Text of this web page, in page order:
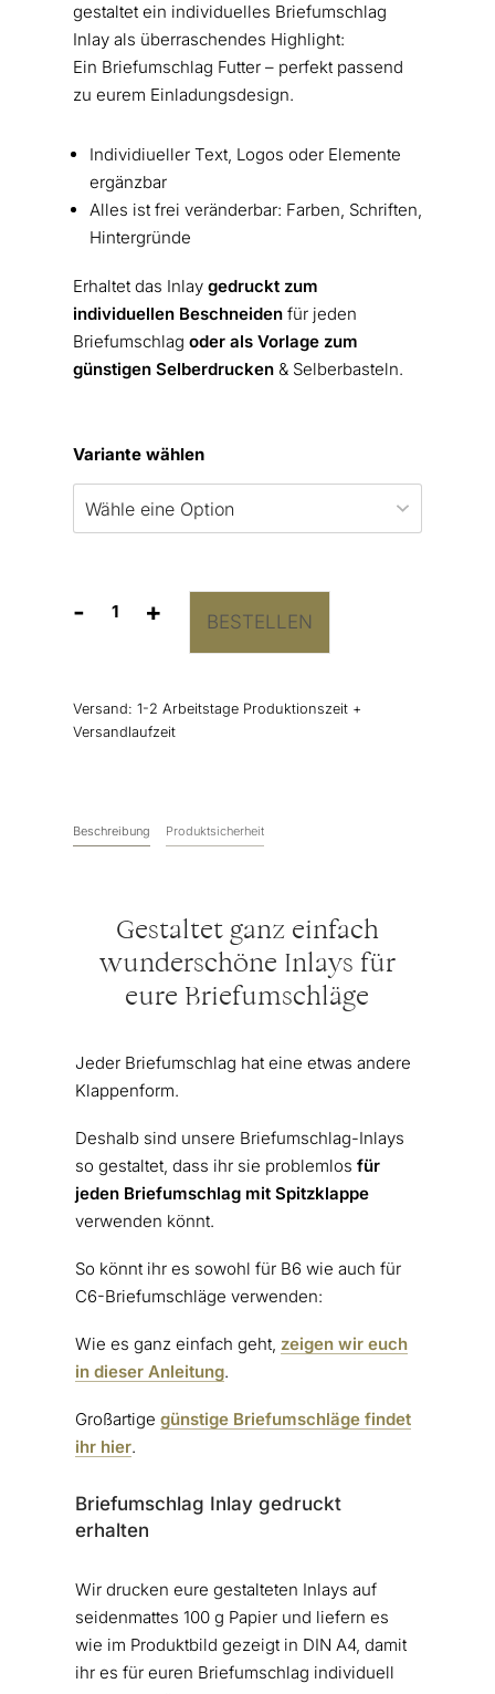
gestaltet ein individuelles Briefumschlag
Inlay als überraschendes Highlight:
Ein Briefumschlag Futter – perfekt passend
zu eurem Einladungsdesign.
Individiueller Text, Logos oder Elemente
ergänzbar
Alles ist frei veränderbar: Farben, Schriften,
Hintergründe
Erhaltet das Inlay gedruckt zum
individuellen Beschneidenfür jeden
Briefumschlag oder als Vorlage zum
günstigen Selberdrucken& Selberbasteln.
Variante wählen
-
Briefumschlag-
+ BESTELLEN
Versand: 1-2 Arbeitstage Produktionszeit +
Versandlaufzeit
Beschreibung Produktsicherheit
Gestaltet ganz einfach
wunderschöne Inlays für
eure Briefumschläge
Jeder Briefumschlag hat eine etwas andere
Klappenform.
Deshalb sind unsere Briefumschlag-Inlays
so gestaltet, dass ihr sie problemlos für
jeden Briefumschlag mit Spitzklappe
verwenden könnt.
So könnt ihr es sowohl für B6 wie auch für
C6-Briefumschläge verwenden:
Wie es ganz einfach geht, zeigen wir euch
in dieser Anleitung.
Großartige günstige Briefumschläge findet
ihr hier.
Briefumschlag Inlay gedruckt
erhalten
Wir drucken eure gestalteten Inlays auf
seidenmattes 100 g Papier und liefern es
wie im Produktbild gezeigt in DIN A4, damit
ihr es für euren Briefumschlag individuell